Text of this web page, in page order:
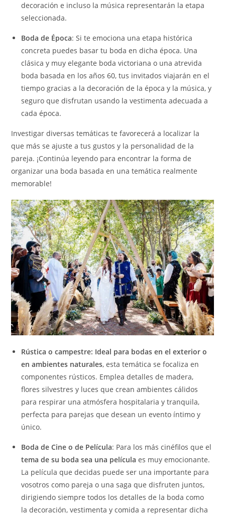
decoración e incluso la música representarán la etapa
seleccionada.
Boda de Época: Si te emociona una etapa histórica
concreta puedes basar tu boda en dicha época. Una
clásica y muy elegante boda victoriana o una atrevida
boda basada en los años 60, tus invitados viajarán en el
tiempo gracias a la decoración de la época y la música, y
seguro que disfrutan usando la vestimenta adecuada a
cada época.
Investigar diversas temáticas te favorecerá a localizar la
que más se ajuste a tus gustos y la personalidad de la
pareja. ¡Continúa leyendo para encontrar la forma de
organizar una boda basada en una temática realmente
memorable!
Rústica o campestre: Ideal para bodas en el exterior o
en ambientes naturales, esta temática se focaliza en
componentes rústicos. Emplea detalles de madera,
flores silvestres y luces que crean ambientes cálidos
para respirar una atmósfera hospitalaria y tranquila,
perfecta para parejas que desean un evento íntimo y
único.
Boda de Cine o de Película: Para los más cinéfilos que el
tema de su boda sea una película es muy emocionante.
La película que decidas puede ser una importante para
vosotros como pareja o una saga que disfruten juntos,
dirigiendo siempre todos los detalles de la boda como
la decoración, vestimenta y comida a representar dicha